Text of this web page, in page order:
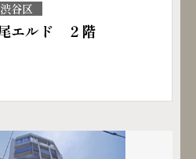
渋谷区
エルド ２階